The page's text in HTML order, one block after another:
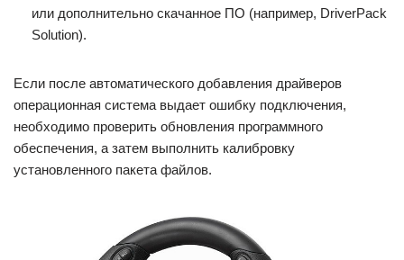
или дополнительно скачанное ПО (например, DriverPack
Solution).
Если после автоматического добавления драйверов
операционная система выдает ошибку подключения,
необходимо проверить обновления программного
обеспечения, а затем выполнить калибровку
установленного пакета файлов.